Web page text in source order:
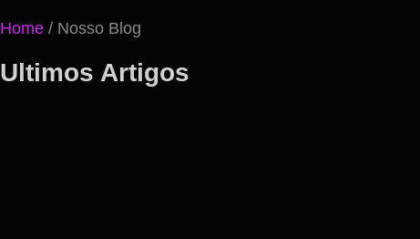
Home / Nosso Blog
Ultimos Artigos